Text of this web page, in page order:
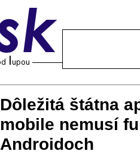
Dôležitá štátna
mobile nemusí
Androidoch